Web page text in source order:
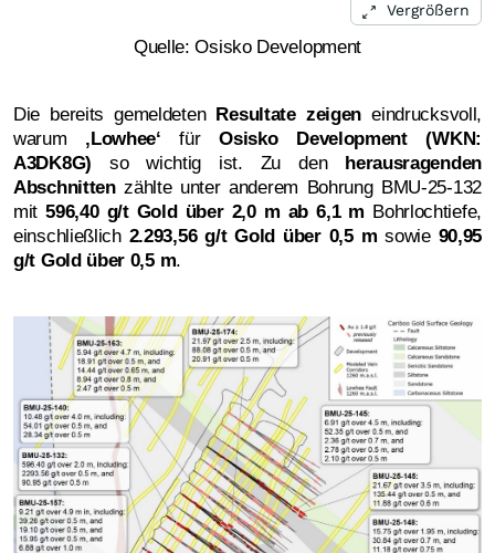
Vergrößern
Quelle: Osisko Development
Die bereits gemeldeten Resultate zeigen eindrucksvoll,
warum ‚Lowhee‘ fürOsisko Development (WKN:
A3DK8G) so wichtig ist. Zu den herausragenden
Abschnittenzählte unter anderem Bohrung BMU-25-132
mit596,40 g/t Gold über 2,0 m ab 6,1 m Bohrlochtiefe,
einschließlich 2.293,56 g/t Gold über 0,5 m sowie 90,95
g/t Gold über 0,5 m.